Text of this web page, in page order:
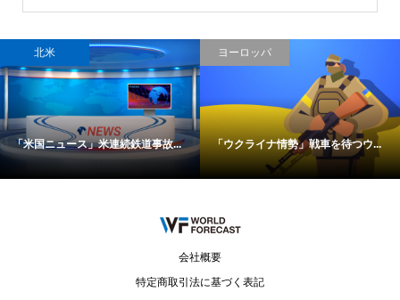
北米
「米国ニュース」米連続鉄道事故...
ヨーロッパ
「ウクライナ情勢」戦車を待つウ...
会社概要
特定商取引法に基づく表記